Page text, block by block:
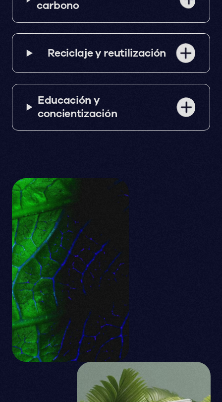
carbono
Reciclaje y reutilización
Educación y
concientización